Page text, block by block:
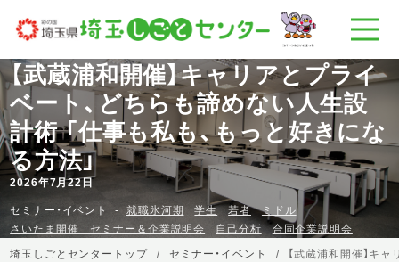
【武蔵浦和開催】キャリアとプライ
ベート、どちらも諦めない人生設
計術 「仕事も私も、もっと好きにな
る方法」
2026年7月22日
セミナー・イベント
就職氷河期 学生 若者
ミドル
さいたま開催 セミナー＆企業説明会
自己分析
合同企業説明会
埼玉しごとセンタートップ
セミナー・イベント 【武蔵浦和開催】キ